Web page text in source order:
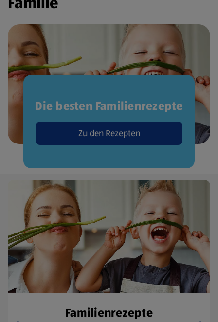
Die besten Familienrezepte
Zu den Rezepten
Familienrezepte